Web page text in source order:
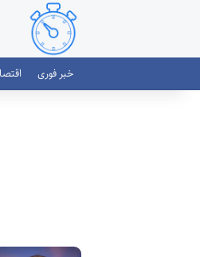
خبر فوری